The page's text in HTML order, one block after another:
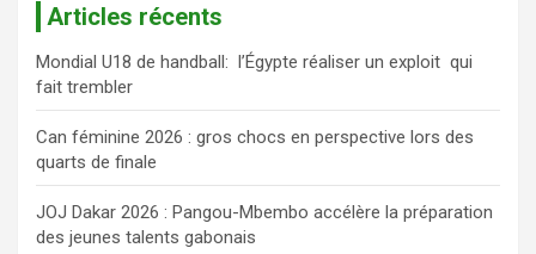
r
c
h
e
r
Articles récents
Mondial U18 de handball: l’Égypte réaliser un exploit qui
fait trembler
Can féminine 2026 : gros chocs en perspective lors des
quarts de finale
JOJ Dakar 2026 : Pangou-Mbembo accélère la préparation
des jeunes talents gabonais